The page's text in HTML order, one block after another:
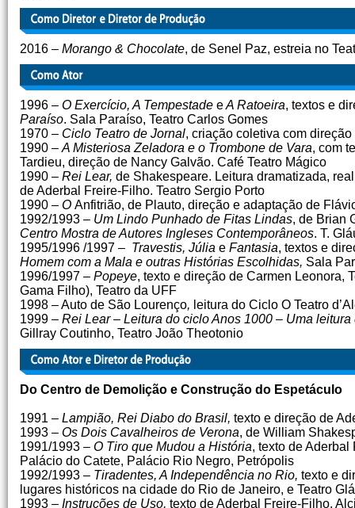
2016 – Morango & Chocolate, de Senel Paz, estreia no
1996 – O Exercício, A Tempestade eA Ratoeira, textos e
Paraíso. Sala Paraíso, Teatro Carlos Gomes
1970 – Ciclo Teatro de Jornal, criação coletiva com
1990 – A Misteriosa Zeladora e o Trombone de Vara, com
Tardieu, direção de Nancy Galvão. Café Teatro Mágico
1990 – Rei Lear, de Shakespeare. Leitura dramatizada,
de Aderbal Freire-Filho. Teatro Sergio Porto
1990 – O Anfitrião, de Plauto, direção e adaptação de
1992/1993 – Um Lindo Punhado de Fitas Lindas, de Brian
Centro Mostra de Autores Ingleses Contemporâneos. T.
1995/1996 /1997 – Travestis, Júlia e Fantasia, textos e
Homem com a Mala e outras Histórias Escolhidas, Sala
1996/1997 – Popeye, texto e direção de Carmen Leonora,
Gama Filho), Teatro da UFF
1998 – Auto de São Lourenço, leitura do Ciclo O Teatro
1999 – Rei Lear– Leitura do ciclo Anos 1000 – Uma
Gillray Coutinho, Teatro João Theotonio
Do Centro de Demolição e Construção do Espetáculo
1991 – Lampião, Rei Diabo do Brasil, texto e direção de
1993 – Os Dois Cavalheiros de Verona, de William
1991/1993 – O Tiro que Mudou a História, texto de
Palácio do Catete, Palácio Rio Negro, Petrópolis
1992/1993 – Tiradentes, A Independência no Rio, texto e
lugares históricos na cidade do Rio de Janeiro, e Teatro
1993 – Instruções de Uso, texto de Aderbal Freire-Filho,